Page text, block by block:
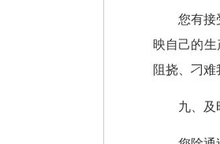
您有接
映自己的
阻挠、刁
九、及